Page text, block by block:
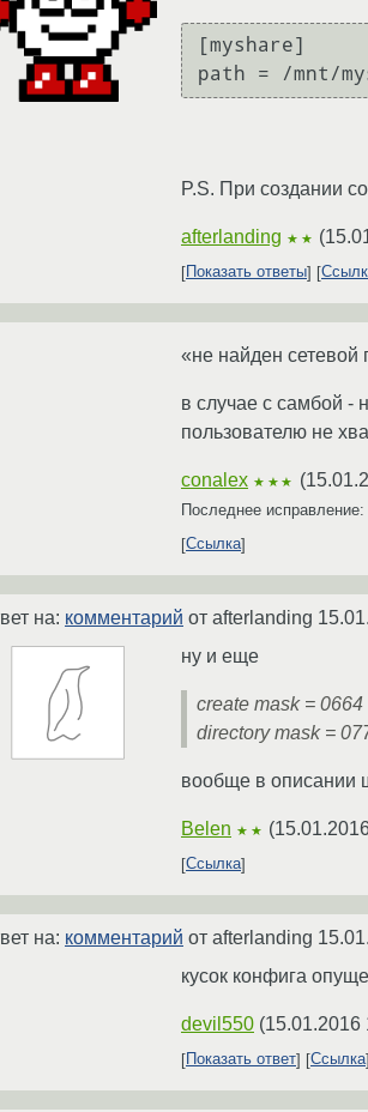
[myshare]
P.S. При создании
afterlanding ★★ (
Показать ответы
«не найден сетевой
в случае с самбой -
пользователю не
conalex ★★★ (
Последнее
Ссылка
на: комментарий от afterlanding
ну и еще
create mask = 0664
directory mask =
вообще в описании
Belen ★★ (
Ссылка
на: комментарий от afterlanding
кусок конфига
devil550 (15.01.2016
Показать ответ
Ссылка